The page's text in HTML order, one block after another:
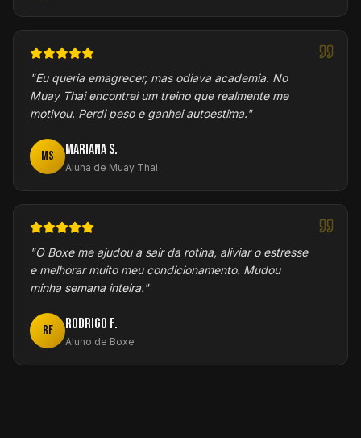
"Eu queria emagrecer, mas odiava academia. No
Muay Thai encontrei um treino que realmente me
motivou. Perdi peso e ganhei autoestima."
MS Mariana S.
Aluna de Muay Thai
"O Boxe me ajudou a sair da rotina, aliviar o estresse
e melhorar muito meu condicionamento. Mudou
minha semana inteira."
RF Rodrigo F.
Aluno de Boxe